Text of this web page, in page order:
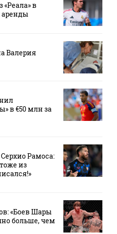
в
аренды
Валерия
в €50 млн за
Рамоса:
из
«Боев Шары
больше, чем